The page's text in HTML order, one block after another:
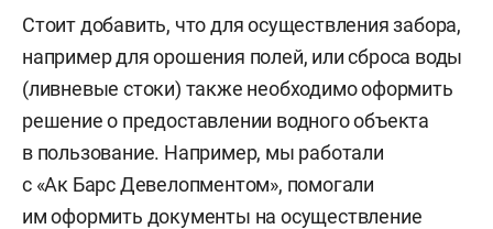
Стоит добавить, что для осуществления забора,
например для орошения полей, или сброса воды
(ливневые стоки) также необходимо оформить
решение о предоставлении водного объекта
в пользование. Например, мы работали
с «Ак Барс Девелопментом», помогали
им оформить документы на осуществление